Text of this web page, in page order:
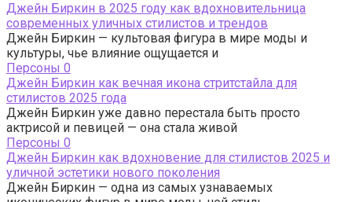
Джейн Биркин в 2025 году как вдохновительница
современных уличных стилистов и трендов
Джейн Биркин — культовая фигура в мире моды и
культуры, чье влияние ощущается и
Персоны 0
Джейн Биркин как вечная икона стритстайла для
стилистов 2025 года
Джейн Биркин уже давно перестала быть просто
актрисой и певицей — она стала живой
Персоны 0
Джейн Биркин как вдохновение для стилистов 2025 и
уличной эстетики нового поколения
Джейн Биркин — одна из самых узнаваемых